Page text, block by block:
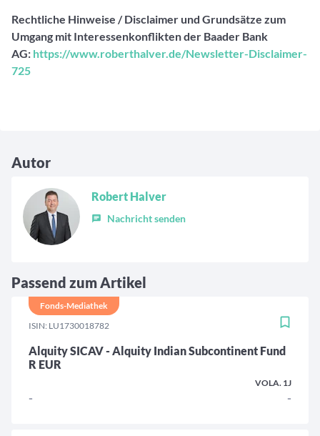
Rechtliche Hinweise / Disclaimer und Grundsätze zum
Umgang mit Interessenkonflikten der Baader Bank
AG: https://www.roberthalver.de/Newsletter-Disclaimer-
725
Autor
Robert Halver
Nachricht senden
Passend zum Artikel
ISIN: LU1730018782
Alquity SICAV - Alquity Indian Subcontinent Fund
R EUR
-
VOLA. 1J
-
Fonds-Mediathek